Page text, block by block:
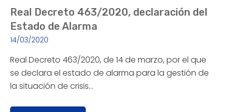
Real Decreto 463/2020, declaración del
Estado de Alarma
14/03/2020
Real Decreto 463/2020, de 14 de marzo, por el que
se declara el estado de alarma para la gestión de
la situación de crisis…